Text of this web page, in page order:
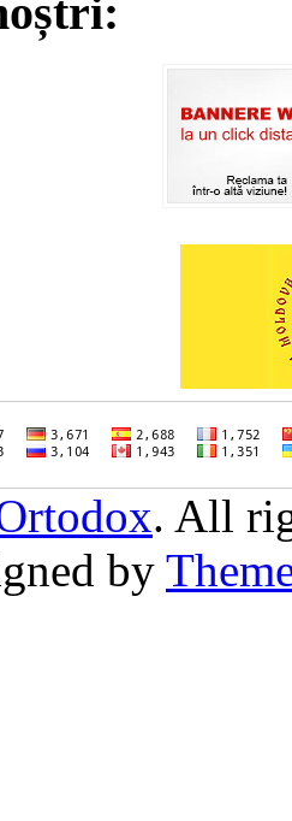
. All
by